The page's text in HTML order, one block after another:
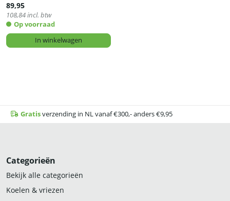
89,95
108,84incl. btw
Op voorraad
In winkelwagen
Gratisverzending in NL vanaf €300,- anders €9,95
Categorieën
Bekijk alle categorieën
Koelen & vriezen